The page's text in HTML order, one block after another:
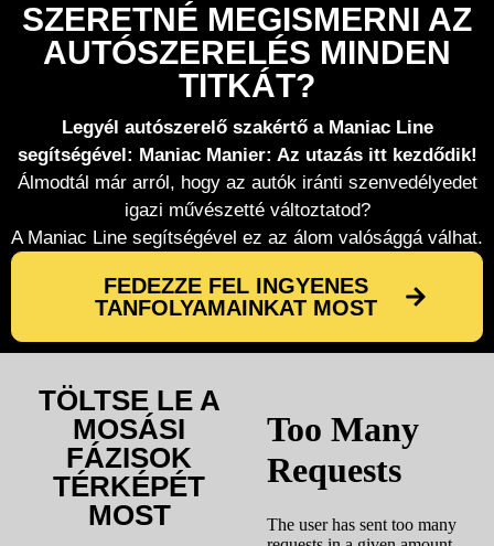
SZERETNÉ MEGISMERNI AZ
AUTÓSZERELÉS MINDEN
TITKÁT?
Legyél autószerelő szakértő a Maniac Line
segítségével: Maniac Manier: Az utazás itt kezdődik!
Álmodtál már arról, hogy az autók iránti szenvedélyedet
igazi művészetté változtatod?
A Maniac Line segítségével ez az álom valósággá válhat.
FEDEZZE FEL INGYENES
TANFOLYAMAINKAT MOST
TÖLTSE LE A
MOSÁSI
FÁZISOK
TÉRKÉPÉT
MOST